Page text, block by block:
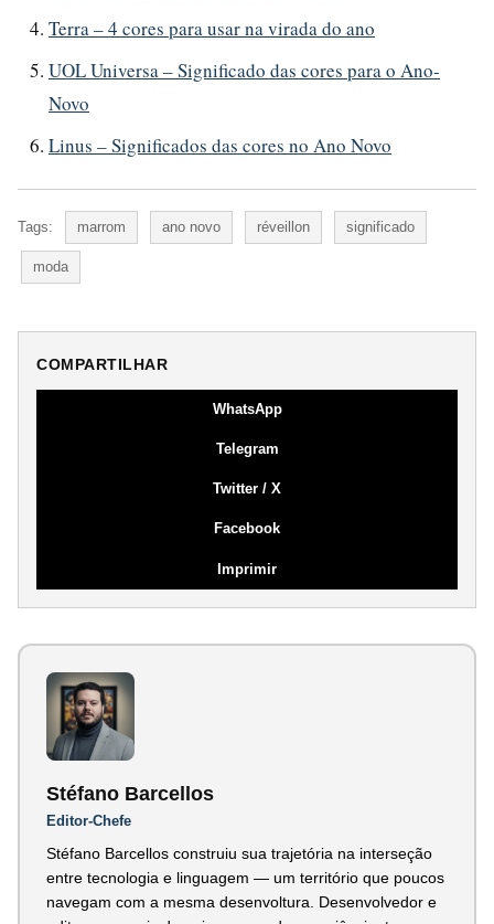
Terra – 4 cores para usar na virada do ano
UOL Universa – Significado das cores para o Ano-
Novo
Linus – Significados das cores no Ano Novo
Tags: marrom ano novo réveillon significado
moda
COMPARTILHAR
WhatsApp
Telegram
Twitter / X
Facebook
Imprimir
Stéfano Barcellos
Editor-Chefe
Stéfano Barcellos construiu sua trajetória na interseção
entre tecnologia e linguagem — um território que poucos
navegam com a mesma desenvoltura. Desenvolvedor e